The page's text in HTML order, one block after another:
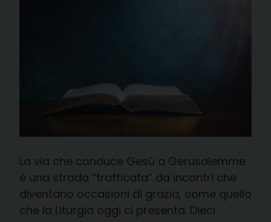
La via che conduce Gesù a Gerusalemme
è una strada “trafficata” da incontri che
diventano occasioni di grazia, come quello
che la Liturgia oggi ci presenta. Dieci